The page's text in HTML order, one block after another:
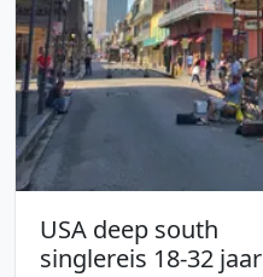
USA deep south
singlereis 18-32 jaar